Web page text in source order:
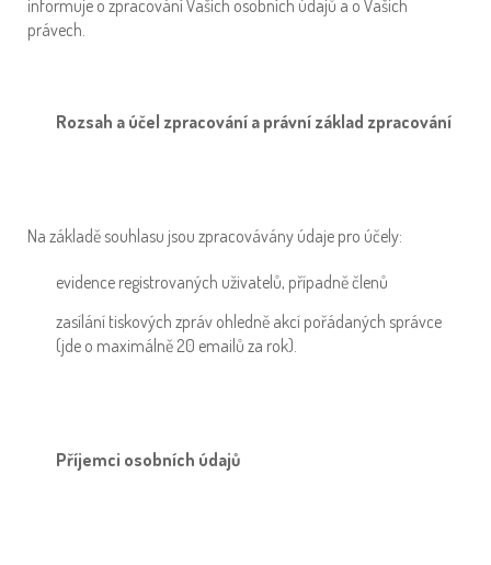
informuje o zpracování Vašich osobních údajů a o Vašich
právech.
Rozsah a účel zpracování a právní základ zpracování
Na základě souhlasu jsou zpracovávány údaje pro účely:
evidence registrovaných uživatelů, případně členů
zasílání tiskových zpráv ohledně akcí pořádaných správce
(jde o maximálně 20 emailů za rok).
Příjemci osobních údajů